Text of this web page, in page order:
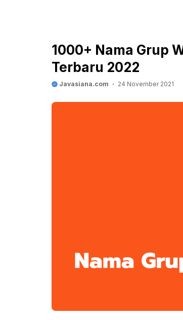
1000+ Nama Grup
Terbaru 2022
Javasiana.com 24 November 2021